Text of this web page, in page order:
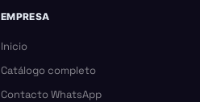
EMPRESA
Inicio
Catálogo completo
Contacto WhatsApp